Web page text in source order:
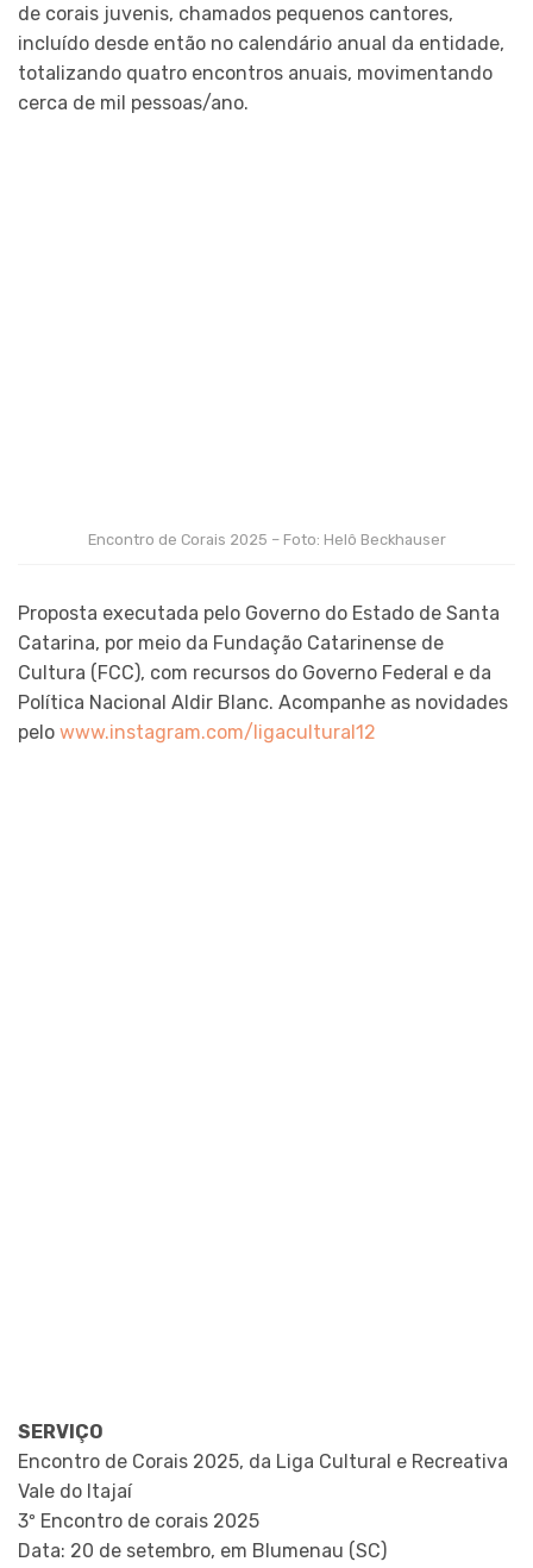
de corais juvenis, chamados pequenos cantores,
incluído desde então no calendário anual da entidade,
totalizando quatro encontros anuais, movimentando
cerca de mil pessoas/ano.
Encontro de Corais 2025 – Foto: Helô Beckhauser
Proposta executada pelo Governo do Estado de Santa
Catarina, por meio da Fundação Catarinense de
Cultura (FCC), com recursos do Governo Federal e da
Política Nacional Aldir Blanc. Acompanhe as novidades
pelo www.instagram.com/ligacultural12
SERVIÇO
Encontro de Corais 2025, da Liga Cultural e Recreativa
Vale do Itajaí
3º Encontro de corais 2025
Data: 20 de setembro, em Blumenau (SC)